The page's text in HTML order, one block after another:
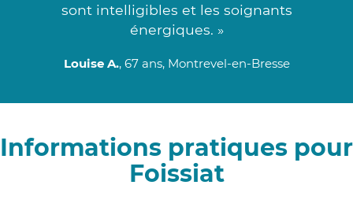
sont intelligibles et les soignants
énergiques. »
Louise A., 67 ans, Montrevel-en-Bresse
Informations pratiques pour
Foissiat